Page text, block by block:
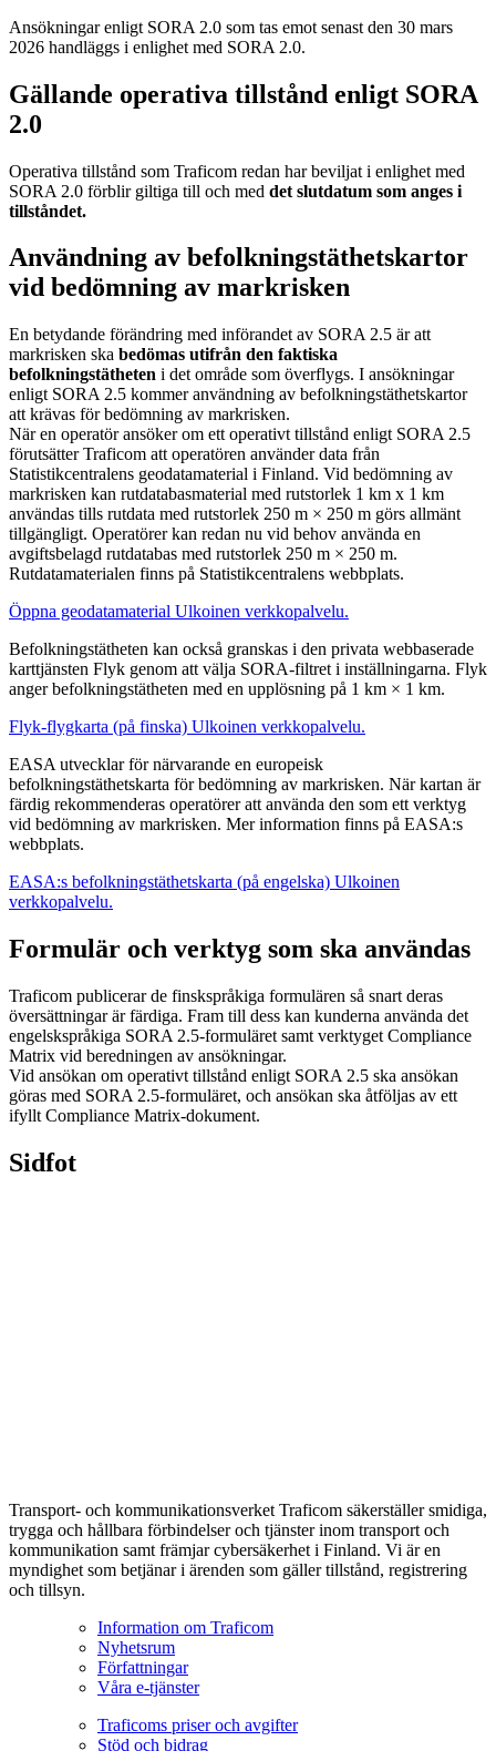
Ansökningar enligt SORA 2.0 som tas emot senast den 30 mars
2026 handläggs i enlighet med SORA 2.0.
Gällande operativa tillstånd enligt SORA
2.0
Operativa tillstånd som Traficom redan har beviljat i enlighet med
SORA 2.0 förblir giltiga till och med det slutdatum som anges i
tillståndet.
Användning av befolkningstäthetskartor
vid bedömning av markrisken
En betydande förändring med införandet av SORA 2.5 är att
markrisken ska bedömas utifrån den faktiska
befolkningstätheten i det område som överflygs. I ansökningar
enligt SORA 2.5 kommer användning av befolkningstäthetskartor
att krävas för bedömning av markrisken.
När en operatör ansöker om ett operativt tillstånd enligt SORA 2.5
förutsätter Traficom att operatören använder data från
Statistikcentralens geodatamaterial i Finland. Vid bedömning av
markrisken kan rutdatabasmaterial med rutstorlek 1 km x 1 km
användas tills rutdata med rutstorlek 250 m × 250 m görs allmänt
tillgängligt. Operatörer kan redan nu vid behov använda en
avgiftsbelagd rutdatabas med rutstorlek 250 m × 250 m.
Rutdatamaterialen finns på Statistikcentralens webbplats.
Öppna geodatamaterial Ulkoinen verkkopalvelu.
Befolkningstätheten kan också granskas i den privata webbaserade
karttjänsten Flyk genom att välja SORA-filtret i inställningarna. Flyk
anger befolkningstätheten med en upplösning på 1 km × 1 km.
Flyk-flygkarta (på finska) Ulkoinen verkkopalvelu.
EASA utvecklar för närvarande en europeisk
befolkningstäthetskarta för bedömning av markrisken. När kartan är
färdig rekommenderas operatörer att använda den som ett verktyg
vid bedömning av markrisken. Mer information finns på EASA:s
webbplats.
EASA:s befolkningstäthetskarta (på engelska) Ulkoinen
verkkopalvelu.
Formulär och verktyg som ska användas
Traficom publicerar de finskspråkiga formulären så snart deras
översättningar är färdiga. Fram till dess kan kunderna använda det
engelskspråkiga SORA 2.5-formuläret samt verktyget Compliance
Matrix vid beredningen av ansökningar.
Vid ansökan om operativt tillstånd enligt SORA 2.5 ska ansökan
göras med SORA 2.5-formuläret, och ansökan ska åtföljas av ett
ifyllt Compliance Matrix-dokument.
Sidfot
Transport- och kommunikationsverket Traficom säkerställer smidiga,
trygga och hållbara förbindelser och tjänster inom transport och
kommunikation samt främjar cybersäkerhet i Finland. Vi är en
myndighet som betjänar i ärenden som gäller tillstånd, registrering
och tillsyn.
Information om Traficom
Nyhetsrum
Författningar
Våra e-tjänster
Traficoms priser och avgifter
Stöd och bidrag